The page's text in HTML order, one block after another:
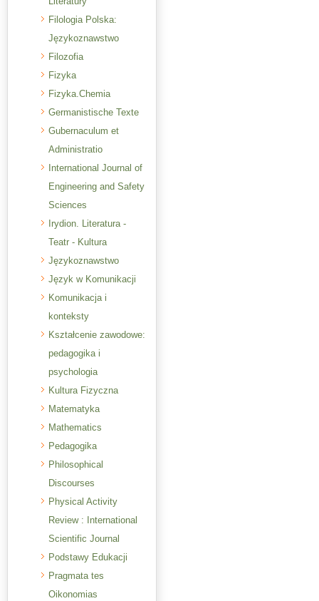
Filologia Polska:
Językoznawstwo
Filozofia
Fizyka
Fizyka.Chemia
Germanistische Texte
Gubernaculum et
Administratio
International Journal of
Engineering and Safety
Sciences
Irydion. Literatura -
Teatr - Kultura
Językoznawstwo
Język w Komunikacji
Komunikacja i
konteksty
Kształcenie zawodowe:
pedagogika i
psychologia
Kultura Fizyczna
Matematyka
Mathematics
Pedagogika
Philosophical
Discourses
Physical Activity
Review : International
Scientific Journal
Podstawy Edukacji
Pragmata tes
Oikonomias